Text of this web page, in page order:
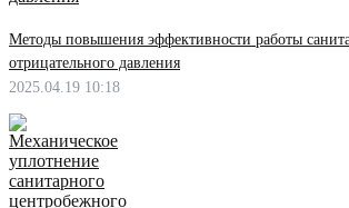
Методы повышения эффективности работы
отрицательного давления
2025.04.19 10:18